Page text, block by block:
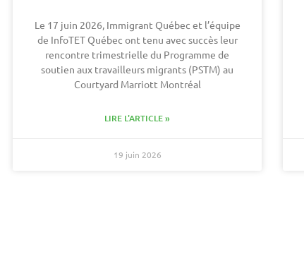
Le 17 juin 2026, Immigrant Québec et l’équipe
de InfoTET Québec ont tenu avec succès leur
rencontre trimestrielle du Programme de
soutien aux travailleurs migrants (PSTM) au
Courtyard Marriott Montréal
LIRE L'ARTICLE »
19 juin 2026